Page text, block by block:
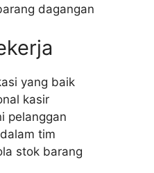
dagangan
yang baik
kasir
pelanggan
tim
stok barang